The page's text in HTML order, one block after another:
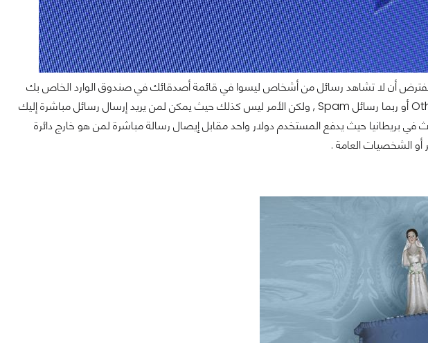
أن لا تشاهد رسائل من أشخاص ليسوا في قائمة أصدقائك في صندوق الوارد الخاص بك
حيث من المفترض أن يكونوا في صندوق الرسائل الأخرى Others أو ربما رسائل Spam , ولكن الأمر ليس كذلك حيث يمكن لمن يريد إرسال رسائل مباشرة إليك
بريطانيا حيث يدفع المستخدم دولار واحد مقابل إيصال رسالة مباشرة لمن هو خارج دائرة